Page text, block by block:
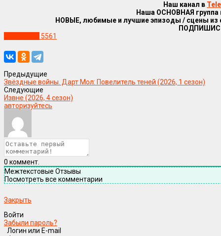
Наш канал в
Наша ОСНОВНАЯ группа
НОВЫЕ, любимые и лучшие эпизоды / сцены
5561
Предыдущие
Звёздные войны. Дарт Мол: Повелитель теней (2026, 1 сезон)
Следующие
Извне (2026, 4 сезон)
авторизуйтесь
0 коммент.
Межтекстовые Отзывы
Посмотреть все комментарии
Закрыть
Войти
Забыли пароль?
Логин или E-mail